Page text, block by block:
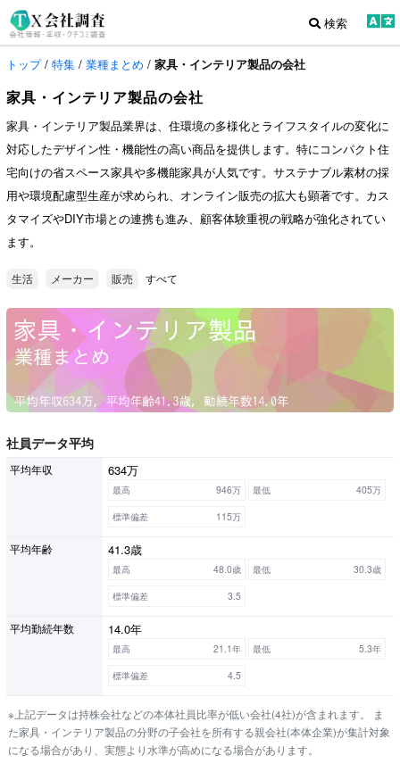
検索
トップ/ 特集 / 業種まとめ / 家具・インテリア製品の会社
家具・インテリア製品の会社
家具・インテリア製品業界は、住環境の多様化とライフスタイルの変化に
対応したデザイン性・機能性の高い商品を提供します。特にコンパクト住
宅向けの省スペース家具や多機能家具が人気です。サステナブル素材の採
用や環境配慮型生産が求められ、オンライン販売の拡大も顕著です。カス
タマイズやDIY市場との連携も進み、顧客体験重視の戦略が強化されてい
ます。
生活 メーカー 販売 すべて
社員データ平均
平均年収 634万
最高 946万 最低
405万
標準偏差
115万
平均年齢 41.3歳
最高 48.0歳 最低
30.3歳
標準偏差
3.5
平均勤続年数 14.0年
最高 21.1年 最低
5.3年
標準偏差
4.5
※上記データは持株会社などの本体社員比率が低い会社(4社)が含まれます。 ま
た家具・インテリア製品の分野の子会社を所有する親会社(本体企業)が集計対象
になる場合があり、実態より水準が高めになる場合があります。